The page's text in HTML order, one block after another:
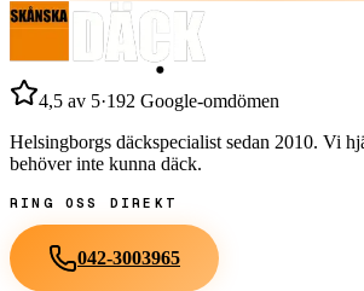
4,5 av 5·192 Google-omdömen
Helsingborgs däckspecialist sedan 2010. Vi
behöver inte kunna däck.
RING OSS DIREKT
042-3003965